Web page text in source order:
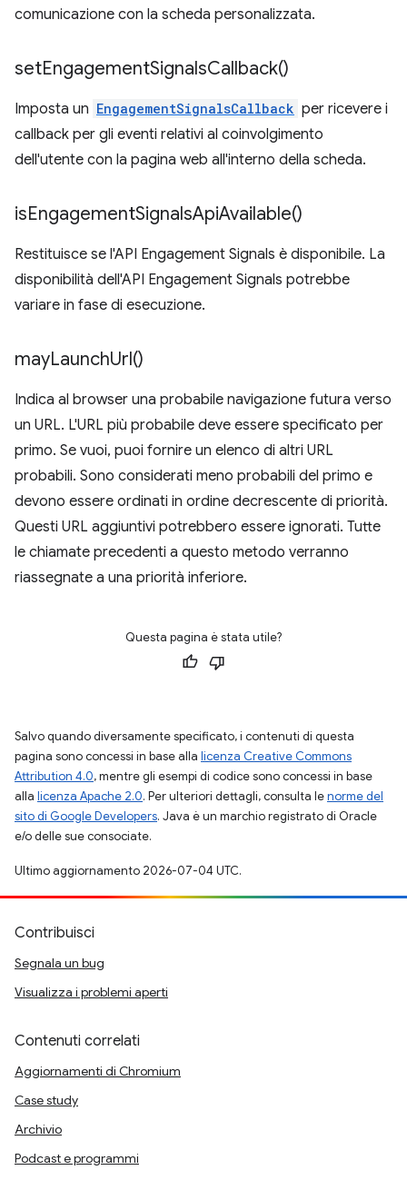
comunicazione con la scheda personalizzata.
setEngagementSignalsCallback()
Imposta un EngagementSignalsCallback per ricevere i
callback per gli eventi relativi al coinvolgimento
dell'utente con la pagina web all'interno della scheda.
isEngagementSignalsApiAvailable()
Restituisce se l'API Engagement Signals è disponibile. La
disponibilità dell'API Engagement Signals potrebbe
variare in fase di esecuzione.
mayLaunchUrl()
Indica al browser una probabile navigazione futura verso
un URL. L'URL più probabile deve essere specificato per
primo. Se vuoi, puoi fornire un elenco di altri URL
probabili. Sono considerati meno probabili del primo e
devono essere ordinati in ordine decrescente di priorità.
Questi URL aggiuntivi potrebbero essere ignorati. Tutte
le chiamate precedenti a questo metodo verranno
riassegnate a una priorità inferiore.
Questa pagina è stata utile?
Salvo quando diversamente specificato, i contenuti di questa
pagina sono concessi in base alla licenza Creative Commons
Attribution 4.0, mentre gli esempi di codice sono concessi in base
alla licenza Apache 2.0. Per ulteriori dettagli, consulta lenorme del
sito di Google Developers. Java è un marchio registrato di Oracle
e/o delle sue consociate.
Ultimo aggiornamento 2026-07-04 UTC.
Contribuisci
Segnala un bug
Visualizza i problemi aperti
Contenuti correlati
Aggiornamenti di Chromium
Case study
Archivio
Podcast e programmi